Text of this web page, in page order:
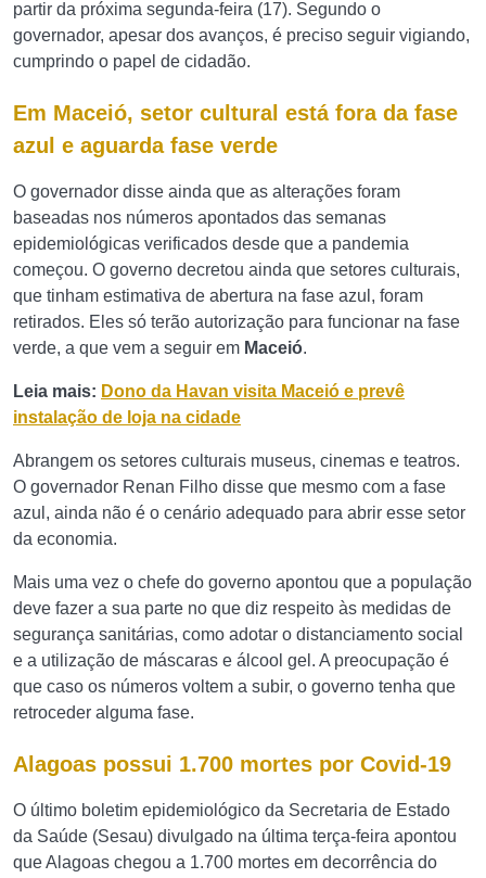
partir da próxima segunda-feira (17). Segundo o
governador, apesar dos avanços, é preciso seguir vigiando,
cumprindo o papel de cidadão.
Em Maceió, setor cultural está fora da fase
azul e aguarda fase verde
O governador disse ainda que as alterações foram
baseadas nos números apontados das semanas
epidemiológicas verificados desde que a pandemia
começou. O governo decretou ainda que setores culturais,
que tinham estimativa de abertura na fase azul, foram
retirados. Eles só terão autorização para funcionar na fase
verde, a que vem a seguir em Maceió.
Leia mais: Dono da Havan visita Maceió e prevê
instalação de loja na cidade
Abrangem os setores culturais museus, cinemas e teatros.
O governador Renan Filho disse que mesmo com a fase
azul, ainda não é o cenário adequado para abrir esse setor
da economia.
Mais uma vez o chefe do governo apontou que a população
deve fazer a sua parte no que diz respeito às medidas de
segurança sanitárias, como adotar o distanciamento social
e a utilização de máscaras e álcool gel. A preocupação é
que caso os números voltem a subir, o governo tenha que
retroceder alguma fase.
Alagoas possui 1.700 mortes por Covid-19
O último boletim epidemiológico da Secretaria de Estado
da Saúde (Sesau) divulgado na última terça-feira apontou
que Alagoas chegou a 1.700 mortes em decorrência do